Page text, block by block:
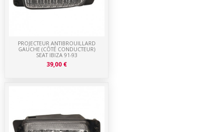
PROJECTEUR ANTIBROUILLARD
GAUCHE (CÔTÉ CONDUCTEUR)
SEAT IBIZA 91-93
39,00 €